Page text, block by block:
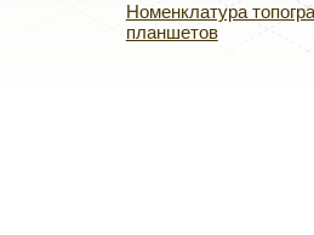
Номенклатура
планшетов